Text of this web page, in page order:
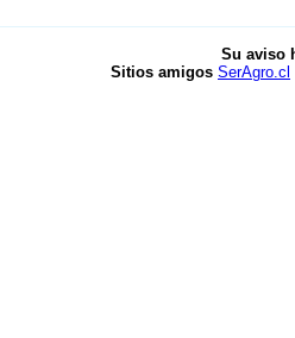
Su aviso
Sitios amigos SerAgro.cl